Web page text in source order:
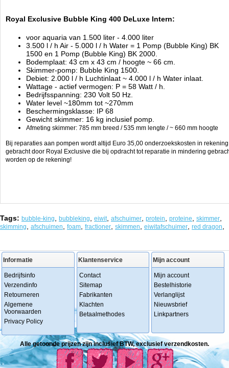
Royal Exclusive Bubble King 400 DeLuxe Intern:
voor aquaria van 1.500 liter - 4.000 liter
3.500 l / h Air - 5.000 l / h Water = 1 Pomp (Bubble King) BK
1500 en 1 Pomp (Bubble King) BK 2000.
Bodemplaat: 43 cm x 43 cm / hoogte ~ 66 cm.
Skimmer-pomp: Bubble King 1500.
Debiet: 2.000 l / h Luchtinlaat ~ 4.000 l / h Water inlaat.
Wattage - actief vermogen: P = 58 Watt / h.
Bedrijfsspanning: 230 Volt 50 Hz.
Water level ~180mm tot ~270mm
Beschermingsklasse: IP 68
Gewicht skimmer: 16 kg inclusief pomp.
Afmeting skimmer: 785 mm breed / 535 mm lengte / ~ 660 mm hoogte
Bij reparaties aan pompen wordt altijd Euro 35,00 onderzoekskosten in rekening
gebracht door Royal Exclusive die bij opdracht tot reparatie in mindering
worden op de rekening!
Tags: bubble-king bubbleking eiwit afschuimer protein proteine skimmer
skimming afschuimen foam fractioner skimmen eiwitafschuimer red dragon
Informatie
Bedrijfsinfo
Verzendinfo
Retourneren
Algemene
Voorwaarden
Privacy Policy
Klantenservice
Contact
Sitemap
Fabrikanten
Klachten
Betaalmethodes
Mijn account
Mijn account
Bestelhistorie
Verlanglijst
Nieuwsbrief
Linkpartners
Alle getoonde prijzen zijn inclusief BTW, exclusief verzendkosten.